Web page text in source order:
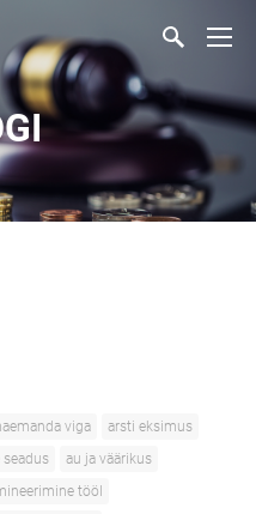
viga
arsti eksimus
au ja väärikus
tööl